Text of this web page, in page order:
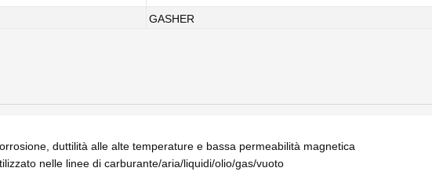
GASHER
duttilità alle alte temperature e bassa permeabilità magnetica
nelle linee di carburante/aria/liquidi/olio/gas/vuoto